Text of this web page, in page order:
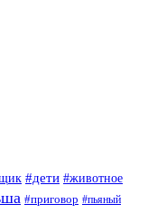
#дети #животное
#приговор #пьяный